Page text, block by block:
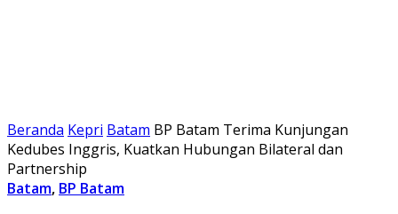
Beranda Kepri Batam BP Batam Terima Kunjungan
Kedubes Inggris, Kuatkan Hubungan Bilateral dan
Partnership
Batam, BP Batam